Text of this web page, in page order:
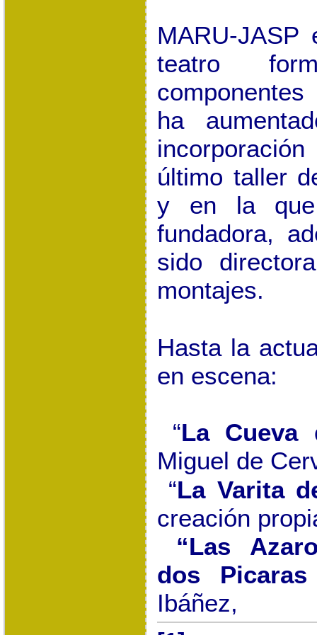
MARU-
teatro
ha
último taller
y en la que
fundadora,
sido
montajes.
Hasta la
en escena:
“La Cueva
Miguel de
“La Varita
creación
“Las
dos Picaras
Ibáñez,